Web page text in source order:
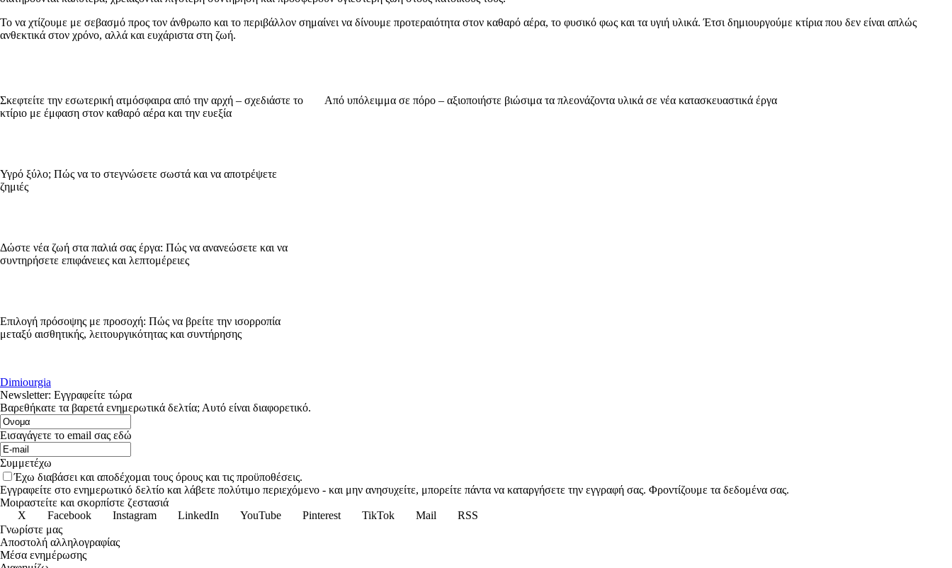
Το να χτίζουμε με σεβασμό προς τον άνθρωπο και το περιβάλλον σημαίνει να δίνουμε προτεραιότητα στον καθαρό αέρα, το φυσικό φως και τα υγιή υλικά. Έτσι δημιουργούμε κτίρια που δεν είναι απλώς
ανθεκτικά στον χρόνο, αλλά και ευχάριστα στη ζωή.
Σκεφτείτε την εσωτερική ατμόσφαιρα από την αρχή – σχεδιάστε το
κτίριο με έμφαση στον καθαρό αέρα και την ευεξία
Υγρό ξύλο; Πώς να το στεγνώσετε σωστά και να αποτρέψετε
ζημιές
Δώστε νέα ζωή στα παλιά σας έργα: Πώς να ανανεώσετε και να
συντηρήσετε επιφάνειες και λεπτομέρειες
Επιλογή πρόσοψης με προσοχή: Πώς να βρείτε την ισορροπία
μεταξύ αισθητικής, λειτουργικότητας και συντήρησης
Από υπόλειμμα σε πόρο – αξιοποιήστε βιώσιμα τα πλεονάζοντα υλικά σε νέα κατασκευαστικά έργα
Dimiourgia
Newsletter: Εγγραφείτε τώρα
Βαρεθήκατε τα βαρετά ενημερωτικά δελτία; Αυτό είναι διαφορετικό.
Εισαγάγετε το email σας εδώ
Συμμετέχω
Έχω διαβάσει και αποδέχομαι τους όρους και τις προϋποθέσεις.
Εγγραφείτε στο ενημερωτικό δελτίο και λάβετε πολύτιμο περιεχόμενο - και μην ανησυχείτε, μπορείτε πάντα να καταργήσετε την εγγραφή σας. Φροντίζουμε τα δεδομένα σας.
Μοιραστείτε και σκορπίστε ζεστασιά
X
Facebook Instagram LinkedIn YouTube Pinterest TikTok Mail
RSS
Γνωρίστε μας
Αποστολή αλληλογραφίας
Μέσα ενημέρωσης